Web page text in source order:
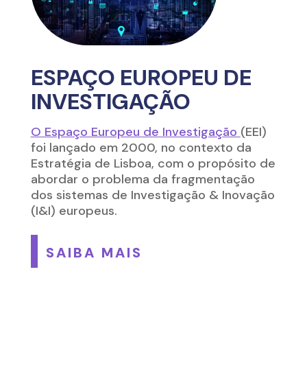
ESPAÇO EUROPEU DE
INVESTIGAÇÃO
O Espaço Europeu de Investigação (EEI)
foi lançado em 2000, no contexto da
Estratégia de Lisboa, com o propósito de
abordar o problema da fragmentação
dos sistemas de Investigação & Inovação
(I&I) europeus.
SAIBA MAIS